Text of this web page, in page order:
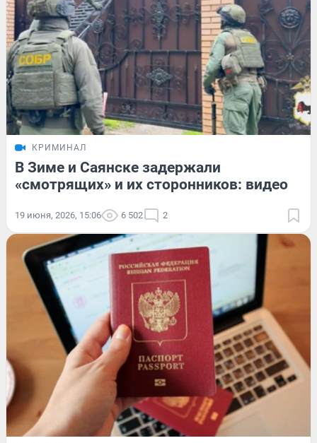
КРИМИНАЛ
В Зиме и Саянске задержали
«смотрящих» и их сторонников: видео
19 июня, 2026, 15:06 6 502 2